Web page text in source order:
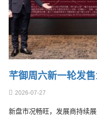
芊御周六新一轮发
2026-07-27
新盘市况畅旺，发展商持续